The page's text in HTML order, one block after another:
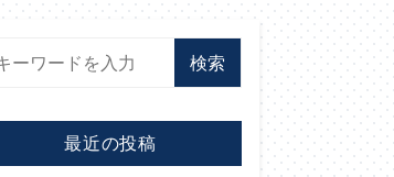
検索
最近の投稿